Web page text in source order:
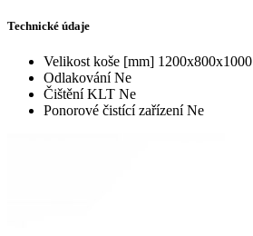
Technické údaje
Velikost koše [mm] 1200x800x1000
Odlakování Ne
Čištění KLT Ne
Ponorové čistící zařízení Ne